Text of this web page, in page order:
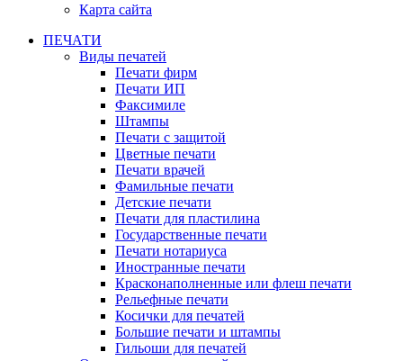
Карта сайта
ПЕЧАТИ
Виды печатей
Печати фирм
Печати ИП
Факсимиле
Штампы
Печати с защитой
Цветные печати
Печати врачей
Фамильные печати
Детские печати
Печати для пластилина
Государственные печати
Печати нотариуса
Иностранные печати
Красконаполненные или флеш печати
Рельефные печати
Косички для печатей
Большие печати и штампы
Гильоши для печатей